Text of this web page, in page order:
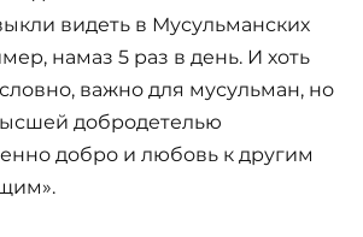
видеть в Мусульманских
намаз 5 раз в день. И хоть
важно для мусульман, но
добродетелью
добро и любовь к другим